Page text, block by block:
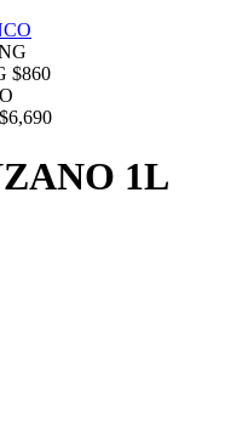
$860
$6,690
1L